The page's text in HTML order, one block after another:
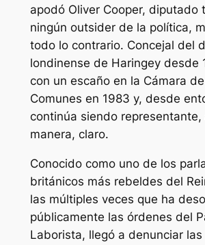
apodó Oliver Cooper, diputado
ningún outsider de la política,
todo lo contrario. Concejal del
londinense de Haringey desde
con un escaño en la Cámara
Comunes en 1983 y, desde
continúa siendo representante,
manera, claro.
Conocido como uno de los
británicos más rebeldes del
las múltiples veces que ha
públicamente las órdenes del
Laborista, llegó a denunciar